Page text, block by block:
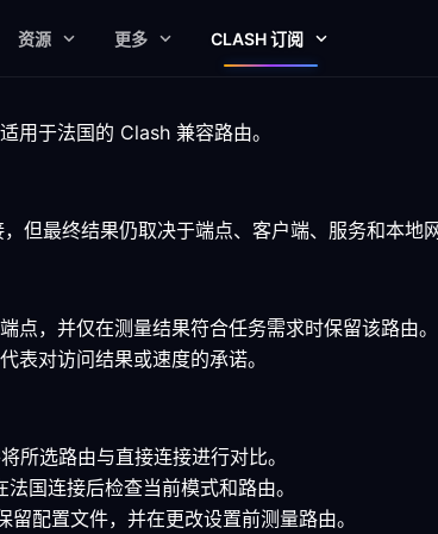
资源 更多 CLASH 订阅
用于法国的 Clash 兼容路由。
但最终结果仍取决于端点、客户端、服务和本地网
，并仅在测量结果符合任务需求时保留该路由。
表对访问结果或速度的承诺。
所选路由与直接连接进行对比。
国连接后检查当前模式和路由。
配置文件，并在更改设置前测量路由。